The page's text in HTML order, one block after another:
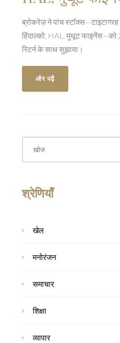
ब्रोकरेज़ ने पांच स्टॉक्स—टाइटागरह
हिंदाल्को, HAL, मुथूट फाइनेंस—को
रिटर्न के साथ सुझाया।
और पढ़ें
श्रेणियाँ
खेल
मनोरंजन
समाचार
शिक्षा
व्यापार